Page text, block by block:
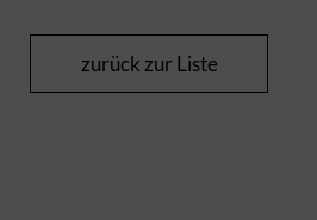
zurück zur Liste